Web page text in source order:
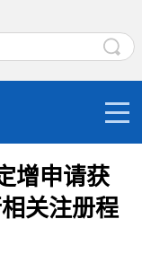
增申请获
关注册程